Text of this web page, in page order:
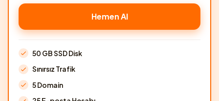
Hemen Al
50 GB SSD Disk
Sınırsız Trafik
5 Domain